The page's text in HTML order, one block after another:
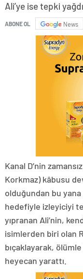
Ali’ye ise tepki
ABONE OL News
Kanal D’nin
Korkmaz) kâbusu
olduğundan bu
hedefiyle izleyiciyi
yıpranan Ali’nin,
isimlerden biri olan
bıçaklayarak,
heyecan yarattı.